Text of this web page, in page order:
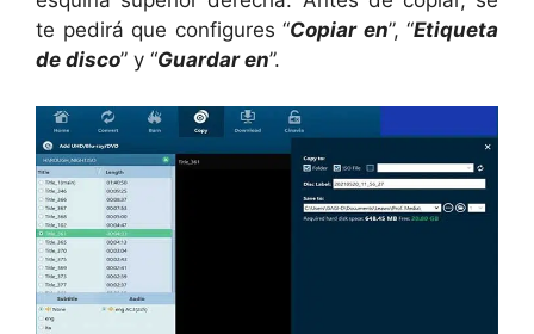
te pedirá que configures “Copiar en”, “Etiqueta
de disco” y “Guardar en”.